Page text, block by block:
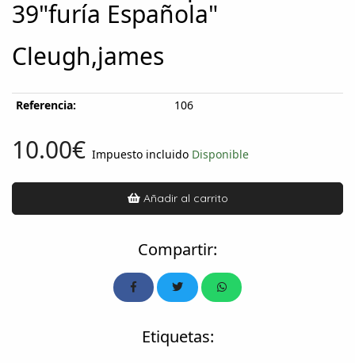
39"furía Española"
Cleugh,james
Referencia: 106
10.00€ Impuesto incluido Disponible
Añadir al carrito
Compartir:
Etiquetas: